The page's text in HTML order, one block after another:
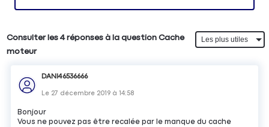
Consulter les 4 réponses à la question Cache
moteur
DANI46536666
Le 27 décembre 2019 à14:58
Bonjour
Vous ne pouvez pas être recalée par le manque du cache